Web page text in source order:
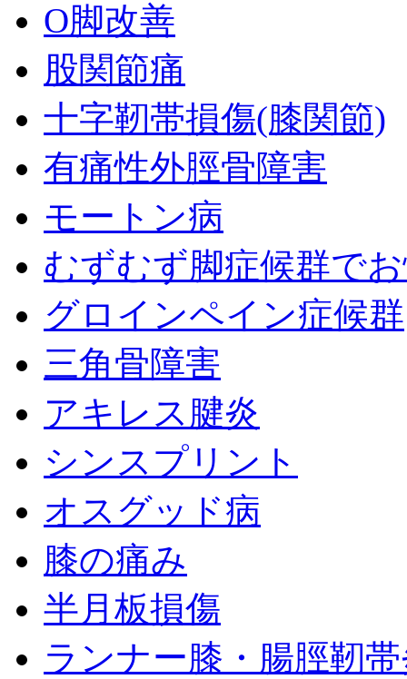
O脚改善
股関節痛
十字靭帯損傷(膝関節)
有痛性外脛骨障害
モートン病
むずむず脚症候群で
グロインペイン症候群
三角骨障害
アキレス腱炎
シンスプリント
オスグッド病
膝の痛み
半月板損傷
ランナー膝・腸脛靭